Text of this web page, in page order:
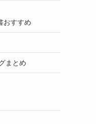
おすすめ
まとめ